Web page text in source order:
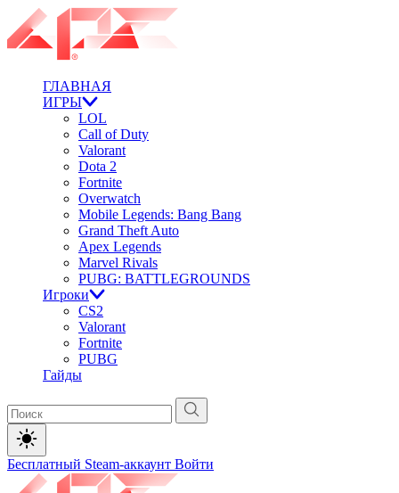
ГЛАВНАЯ
ИГРЫ
LOL
Call of Duty
Valorant
Dota 2
Fortnite
Overwatch
Mobile Legends: Bang Bang
Grand Theft Auto
Apex Legends
Marvel Rivals
PUBG: BATTLEGROUNDS
Игроки
CS2
Valorant
Fortnite
PUBG
Гайды
Бесплатный Steam-аккаунт Войти